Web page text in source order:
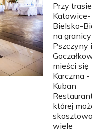
Przy trasie
Katowice-
Bielsko-
na granicy
Pszczyny i
mieści się
Karczma -
Kuban
której
wiele